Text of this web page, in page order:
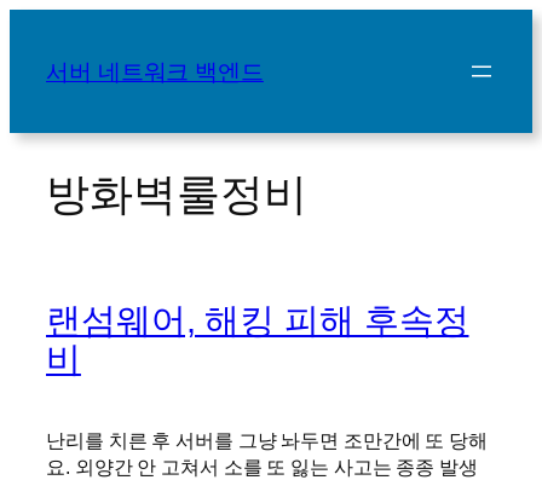
바
서버 네트워크 백엔드
방화벽룰정비
랜섬웨어, 해킹 피해 후속정
비
난리를 치른 후 서버를 그냥 놔두면 조만간에 또 당해
요. 외양간 안 고쳐서 소를 또 잃는 사고는 종종 발생